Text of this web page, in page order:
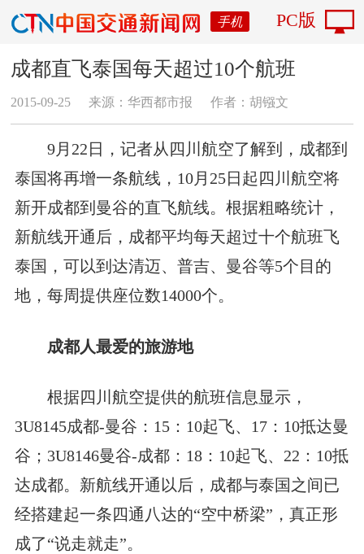
手机 PC版
成都直飞泰国每天超过10个航班
2015-09-25 来源：华西都市报 作者：胡镪文
9月22日，记者从四川航空了解到，成都到
泰国将再增一条航线，10月25日起四川航空将
新开成都到曼谷的直飞航线。根据粗略统计，
新航线开通后，成都平均每天超过十个航班飞
泰国，可以到达清迈、普吉、曼谷等5个目的
地，每周提供座位数14000个。
成都人最爱的旅游地
根据四川航空提供的航班信息显示，
3U8145成都-曼谷：15：10起飞、17：10抵达曼
谷；3U8146曼谷-成都：18：10起飞、22：10抵
达成都。新航线开通以后，成都与泰国之间已
经搭建起一条四通八达的“空中桥梁”，真正形
成了“说走就走”。